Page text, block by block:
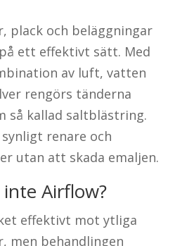
plack och beläggningar
ett effektivt sätt. Med
av luft, vatten
rengörs tänderna
så kallad saltblästring.
renare och
utan att skada emaljen.
Airflow?
effektivt mot ytliga
men behandlingen